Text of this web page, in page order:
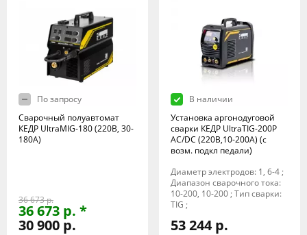
По запросу
Сварочный полуавтомат
КЕДР UltraMIG-180 (220В, 30-
180А)
36 673 р.
36 673 р. *
30 900 р.
В наличии
Установка аргонодуговой
сварки КЕДР UltraTIG-200P
AC/DC (220В,10-200А) (с
возм. подкл педали)
Диаметр электродов: 1, 6-4 ;
Диапазон сварочного тока:
10-200, 10-200 ; Тип сварки:
TIG ;
53 244 р.